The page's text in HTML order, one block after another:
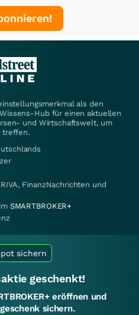
als den
Hub für einen aktuellen
und Wirtschaftswelt, um
treffen.
FinanzNachrichten und
SMARTBROKER+
sichern
geschenkt!
eröffnen und
sichern.